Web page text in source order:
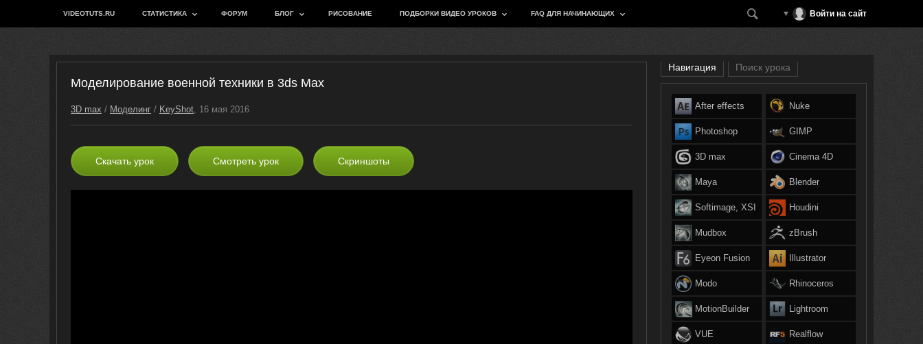
VIDEOTUTS.RU СТАТИСТИКА ФОРУМ БЛОГ РИСОВАНИЕ ПОДБОРКИ ВИДЕО УРОКОВ FAQ ДЛЯ НАЧИНАЮЩИХ Войти на сайт
Моделирование военной техники в 3ds Max
3D max / Моделинг / KeyShot, 16 мая 2016
Скачать урок Смотреть урок Скриншоты
Навигация Поиск урока
After effects
Photoshop
3D max
Maya
Softimage, XSI
Mudbox
Eyeon Fusion
Modo
MotionBuilder
VUE
Nuke
GIMP
Cinema 4D
Blender
Houdini
zBrush
Illustrator
Rhinoceros
Lightroom
Realflow